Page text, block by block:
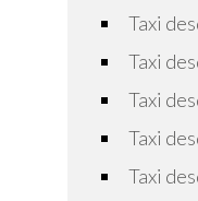
Taxi
Taxi
Taxi
Taxi
Taxi